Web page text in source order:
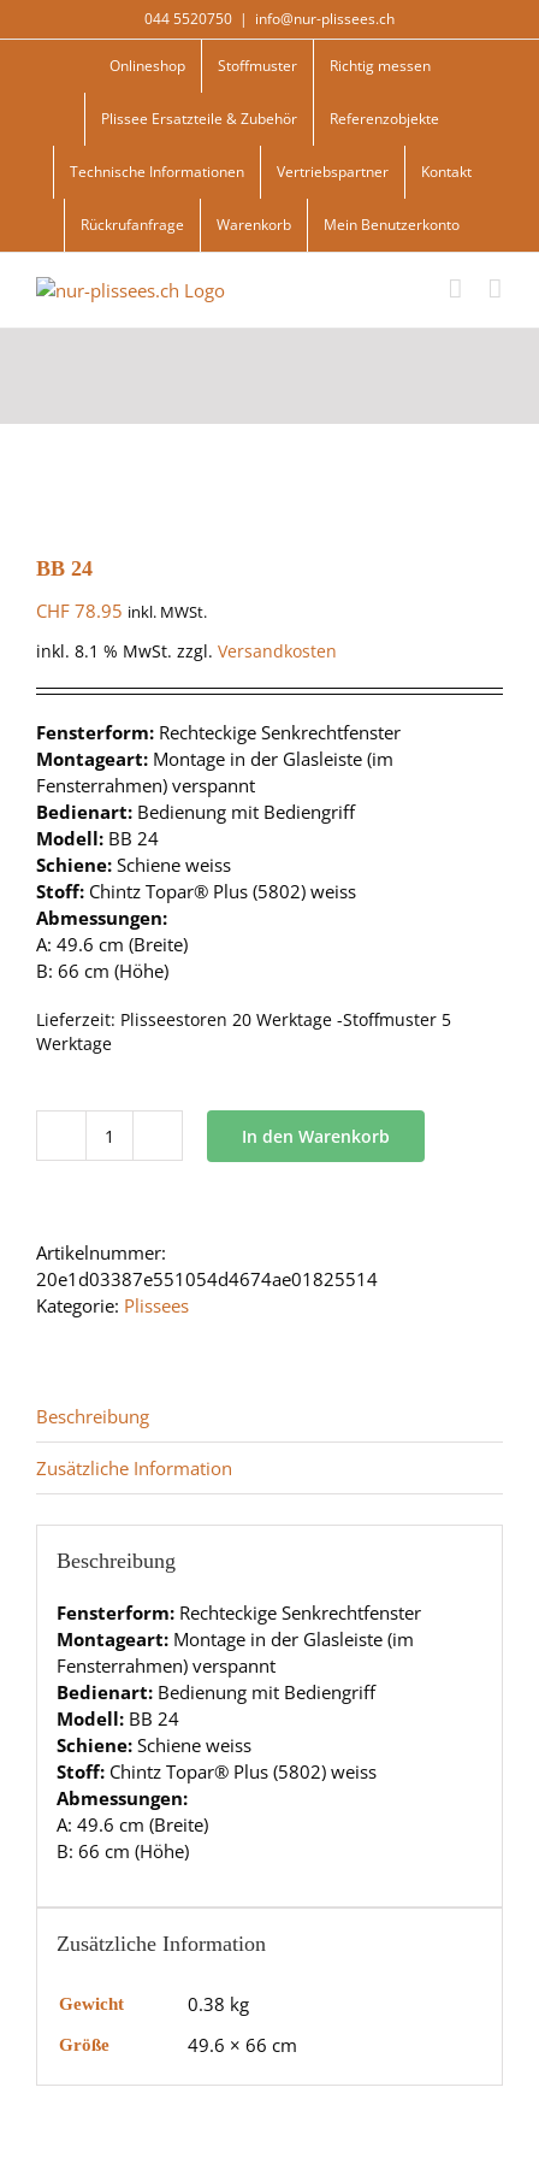
to
044 5520750 | info@nur-plissees.ch
Onlineshop Stoffmuster Richtig messen
Plissee Ersatzteile & Zubehör Referenzobjekte
Technische Informationen Vertriebspartner Kontakt
Rückrufanfrage Warenkorb Mein Benutzerkonto
BB 24
CHF 78.95 inkl. MWSt.
inkl. 8.1 % MwSt. zzgl. Versandkosten
Fensterform: Rechteckige Senkrechtfenster
Montageart: Montage in der Glasleiste (im
Fensterrahmen) verspannt
Bedienart: Bedienung mit Bediengriff
Modell: BB 24
Schiene: Schiene weiss
Stoff: Chintz Topar® Plus (5802) weiss
Abmessungen:
A: 49.6 cm (Breite)
B: 66 cm (Höhe)
Lieferzeit: Plisseestoren 20 Werktage -Stoffmuster 5
Werktage
BB
In den Warenkorb
Artikelnummer:
20e1d03387e551054d4674ae01825514
Kategorie: Plissees
Beschreibung
Zusätzliche Information
Beschreibung
Fensterform: Rechteckige Senkrechtfenster
Montageart: Montage in der Glasleiste (im
Fensterrahmen) verspannt
Bedienart: Bedienung mit Bediengriff
Modell: BB 24
Schiene: Schiene weiss
Stoff: Chintz Topar® Plus (5802) weiss
Abmessungen:
A: 49.6 cm (Breite)
B: 66 cm (Höhe)
Zusätzliche Information
Gewicht 0.38 kg
Größe 49.6 × 66 cm